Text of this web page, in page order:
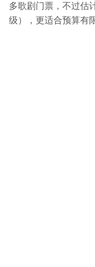
多歌剧门票，不过估
级），更适合预算有